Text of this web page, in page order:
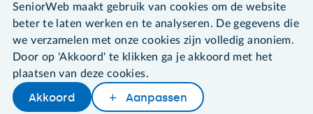
Later lezenDelenWoordenboek
©2026 SeniorWeb
Algemene voorwaarden
Cookies en cookie-instellingen
Disclaimer
Privacybeleid
SeniorWeb maakt gebruik van cookies om de website
beter te laten werken en te analyseren. De gegevens die
we verzamelen met onze cookies zijn volledig anoniem.
Door op 'Akkoord' te klikken ga je akkoord met het
plaatsen van deze cookies.
Akkoord Aanpassen